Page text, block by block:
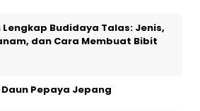
Lengkap Budidaya Talas: Jenis,
dan Cara Membuat Bibit
Pepaya Jepang